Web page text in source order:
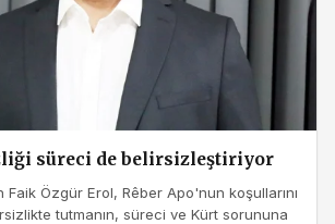
süreci de belirsizleştiriyor
Faik Özgür Erol, Rêber Apo'nun koşullarını
tutmanın, süreci ve Kürt sorununa